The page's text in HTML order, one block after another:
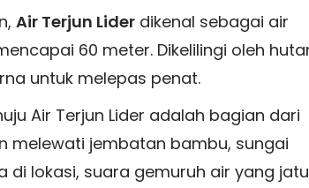
Air Terjun Lider dikenal sebagai air
60 meter. Dikelilingi oleh
untuk melepas penat.
Air Terjun Lider adalah bagian dari
melewati jembatan bambu, sungai
di lokasi, suara gemuruh air yang